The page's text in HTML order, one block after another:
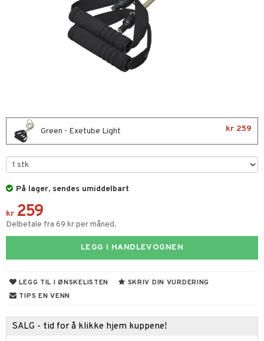
Green - Exetube Light kr 259
På lager, sendes umiddelbart
kr 259
Delbetale fra 69 kr per måned.
LEGG I HANDLEVOGNEN
LEGG TIL I ØNSKELISTEN
SKRIV DIN VURDERING
TIPS EN VENN
SALG - tid for å klikke hjem kuppene!
beskyttelse